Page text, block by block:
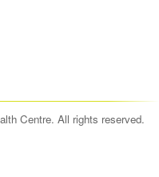
Centre. All rights reserved.